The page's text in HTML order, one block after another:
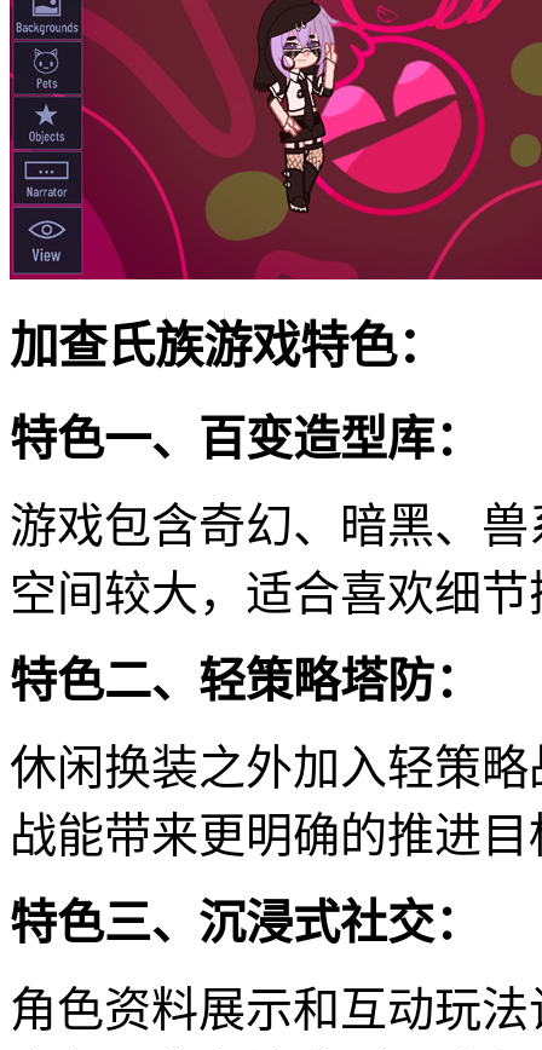
加查氏族游戏特色：
特色一、百变造型库：
游戏包含奇幻、暗黑、
空间较大，适合喜欢细
特色二、轻策略塔防：
休闲换装之外加入轻策
战能带来更明确的推进目
特色三、沉浸式社交：
角色资料展示和互动玩